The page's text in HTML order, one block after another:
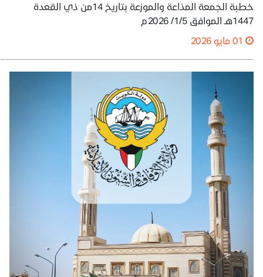
خطبة الجمعة المذاعة والموزعة بتاريخ 14من ذي القعدة
1447هـ الموافق 1/5/ 2026م